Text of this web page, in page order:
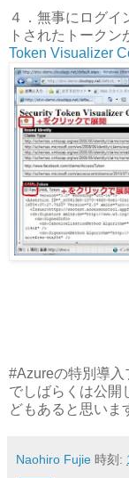
４．無事にログイ
トされたトークン
Token Visualizer
#Azureの特別導
でしばらくは公開
どもあると思いま
Naohiro Fujie 時刻: